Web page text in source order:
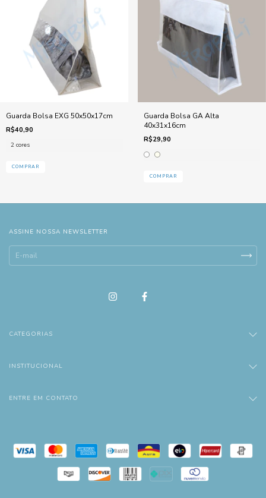
Guarda Bolsa EXG 50x50x17cm
R$40,90
2 cores
COMPRAR
Guarda Bolsa GA Alta
40x31x16cm
R$29,90
COMPRAR
ASSINE NOSSA NEWSLETTER
CATEGORIAS
INSTITUCIONAL
ENTRE EM CONTATO